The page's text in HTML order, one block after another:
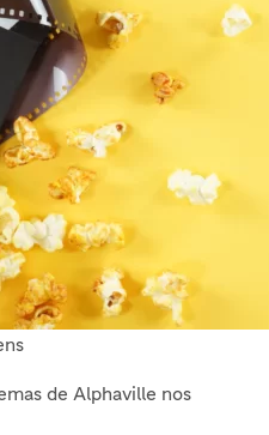
de Alphaville nos